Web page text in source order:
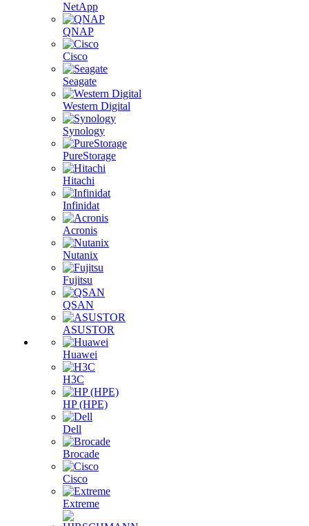
NetApp
QNAP
Cisco
Seagate
Western Digital
Synology
PureStorage
Hitachi
Infinidat
Acronis
Nutanix
Fujitsu
QSAN
ASUSTOR
Huawei
H3C
HP (HPE)
Dell
Brocade
Cisco
Extreme